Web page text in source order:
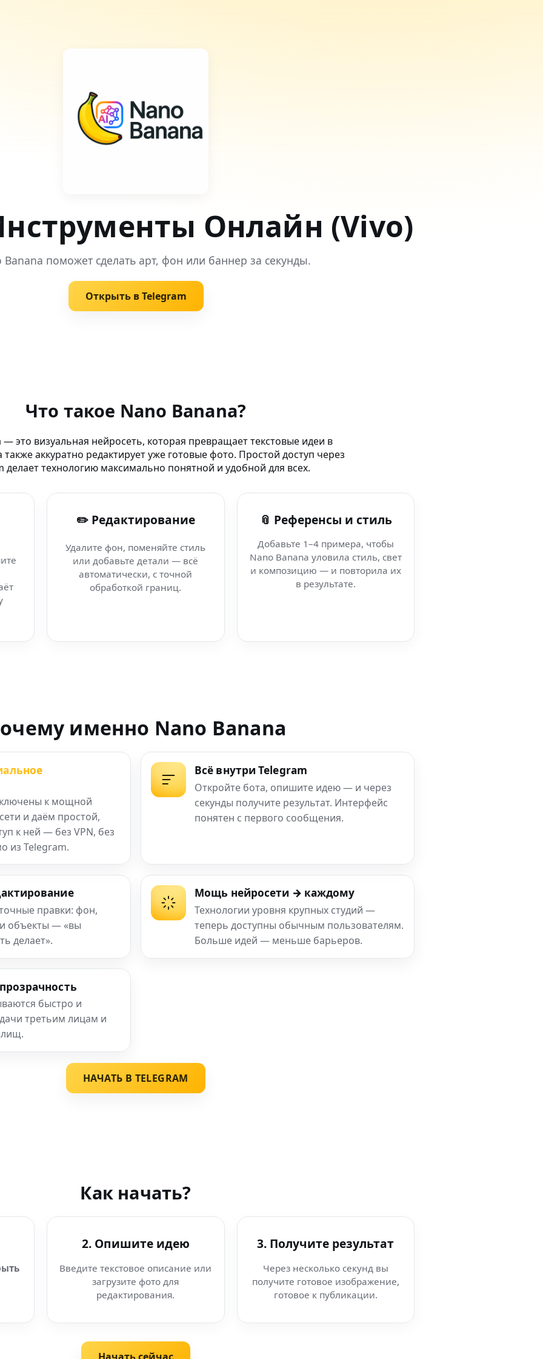
Онлайн (Vivo)
Banana поможет сделать арт, фон или баннер за секунды.
Открыть в Telegram
для AI
AI-бот Nano Banana
фото
Nano Banana
задач
через BeFunky
Что такое Nano Banana?
— это визуальная нейросеть, которая превращает текстовые идеи в
аккуратно редактирует уже готовые фото. Простой доступ через
делает технологию максимально понятной и удобной для всех.
✏️ Редактирование
Удалите фон, поменяйте стиль
или добавьте детали — всё
автоматически, с точной
обработкой границ.
📎 Референсы и стиль
Добавьте 1–4 примера, чтобы
Nano Banana уловила стиль, свет
и композицию — и повторила их
в результате.
именно Nano Banana
к мощной
и даём простой,
к ней — без VPN, без
из Telegram.
Всё внутри Telegram
Откройте бота, опишите идею — и через
секунды получите результат. Интерфейс
понятен с первого сообщения.
правки: фон,
объекты — «вы
делает».
Мощь нейросети → каждому
Технологии уровня крупных студий —
теперь доступны обычным пользователям.
Больше идей — меньше барьеров.
быстро и
третьим лицам и
НАЧАТЬ В TELEGRAM
Как начать?
2. Опишите идею
Введите текстовое описание или
загрузите фото для
редактирования.
3. Получите результат
Через несколько секунд вы
получите готовое изображение,
готовое к публикации.